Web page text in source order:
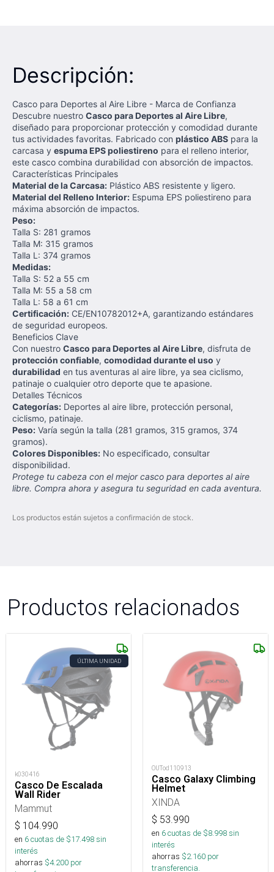
Descripción:
Casco para Deportes al Aire Libre - Marca de Confianza
Descubre nuestro Casco para Deportes al Aire Libre,
diseñado para proporcionar protección y comodidad durante
tus actividades favoritas. Fabricado con plástico ABS para la
carcasa y espuma EPS poliestireno para el relleno interior,
este casco combina durabilidad con absorción de impactos.
Características Principales
Material de la Carcasa: Plástico ABS resistente y ligero.
Material del Relleno Interior: Espuma EPS poliestireno para
máxima absorción de impactos.
Peso:
Talla S: 281 gramos
Talla M: 315 gramos
Talla L: 374 gramos
Medidas:
Talla S: 52 a 55 cm
Talla M: 55 a 58 cm
Talla L: 58 a 61 cm
Certificación: CE/EN10782012+A, garantizando estándares
de seguridad europeos.
Beneficios Clave
Con nuestro Casco para Deportes al Aire Libre, disfruta de
protección confiable, comodidad durante el uso y
durabilidad en tus aventuras al aire libre, ya sea ciclismo,
patinaje o cualquier otro deporte que te apasione.
Detalles Técnicos
Categorías: Deportes al aire libre, protección personal,
ciclismo, patinaje.
Peso: Varía según la talla (281 gramos, 315 gramos, 374
gramos).
Colores Disponibles: No especificado, consultar
disponibilidad.
Protege tu cabeza con el mejor casco para deportes al aire
libre. Compra ahora y asegura tu seguridad en cada aventura.
Los productos están sujetos a confirmación de stock.
Productos relacionados
ÚLTIMA UNIDAD
k030416
Casco De Escalada
Wall Rider
Mammut
$ 104.990
en 6cuotas de $17.498sin
interés
ahorras $4.200 por
OUTod110913
Casco Galaxy Climbing
Helmet
XINDA
$ 53.990
en 6cuotas de $8.998sin
interés
ahorras $2.160 por
transferencia.